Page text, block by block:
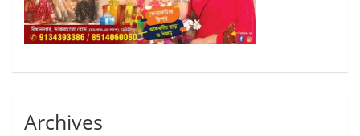
Archives